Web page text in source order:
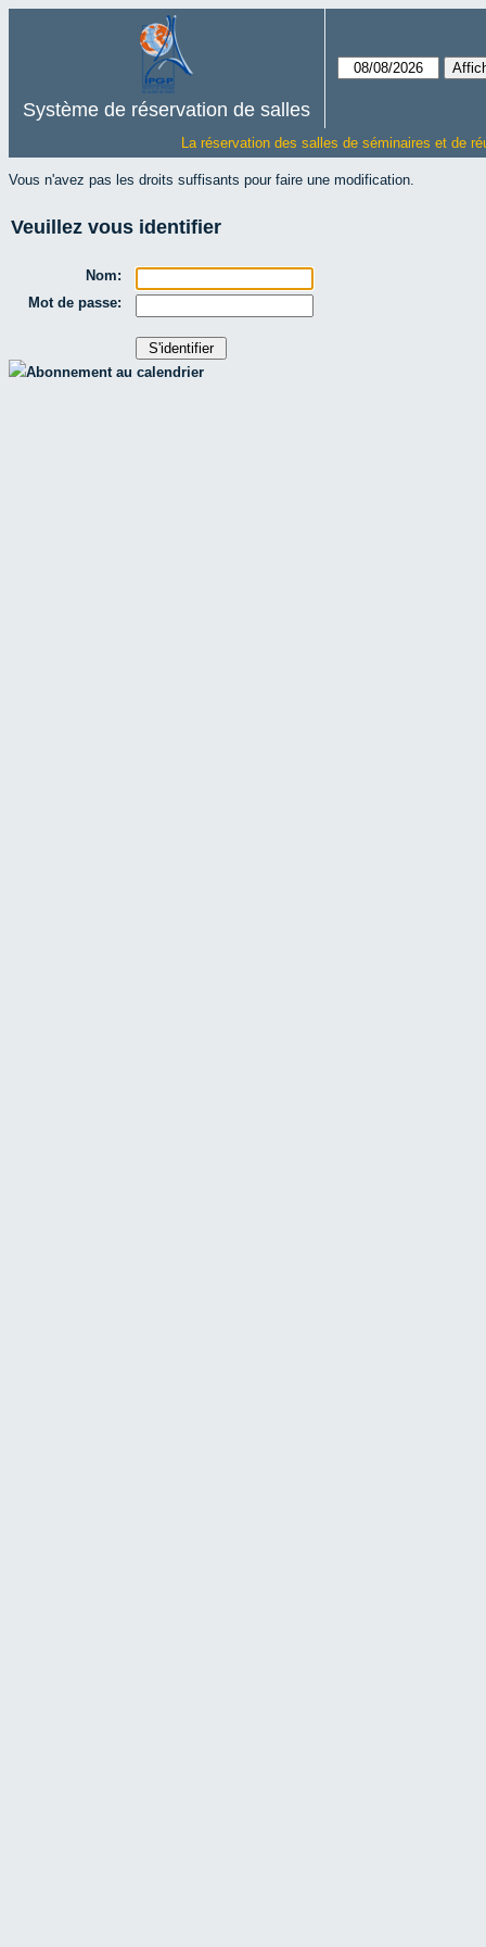
Système de réservation de salles
La réservation des salles de séminaires et de
Vous n'avez pas les droits suffisants pour faire une modification.
Veuillez vous identifier
Nom:
Mot de passe:
Abonnement au calendrier